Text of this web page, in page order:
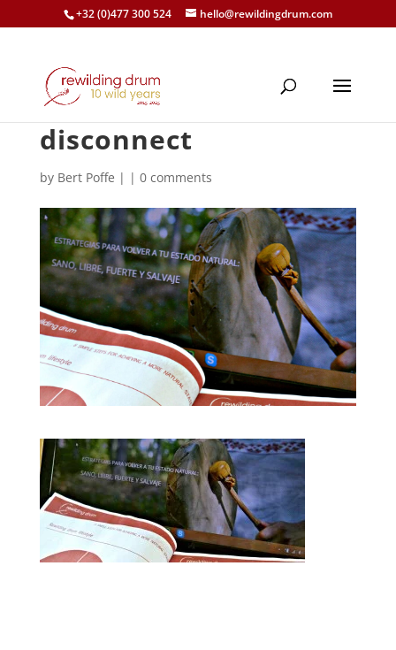
+32 (0)477 300 524 hello@rewildingdrum.com
disconnect
by Bert Poffe | | 0 comments